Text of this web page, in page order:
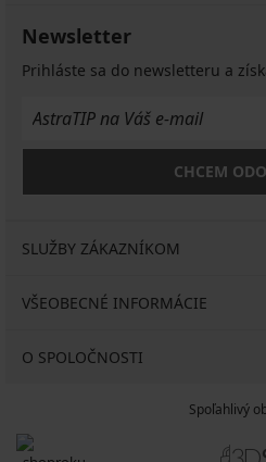
Newsletter
Prihláste sa do newsletteru a
CHCEM
SLUŽBY ZÁKAZNÍKOM
VŠEOBECNÉ INFORMÁCIE
O SPOLOČNOSTI
Spoľahlivý